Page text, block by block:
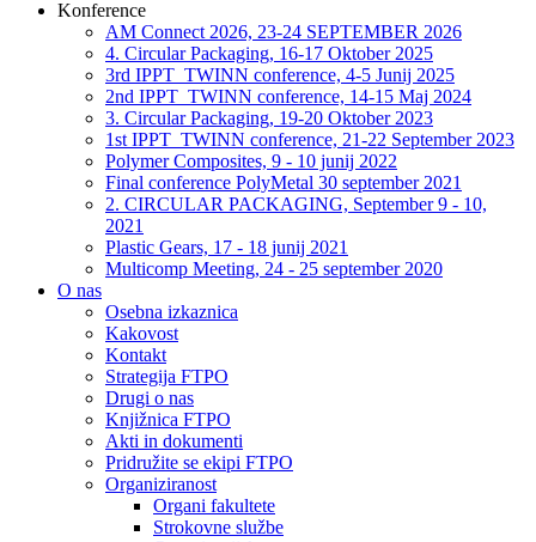
Konference
AM Connect 2026, 23-24 SEPTEMBER 2026
4. Circular Packaging, 16-17 Oktober 2025
3rd IPPT_TWINN conference, 4-5 Junij 2025
2nd IPPT_TWINN conference, 14-15 Maj 2024
3. Circular Packaging, 19-20 Oktober 2023
1st IPPT_TWINN conference, 21-22 September 2023
Polymer Composites, 9 - 10 junij 2022
Final conference PolyMetal 30 september 2021
2. CIRCULAR PACKAGING, September 9 - 10,
2021
Plastic Gears, 17 - 18 junij 2021
Multicomp Meeting, 24 - 25 september 2020
O nas
Osebna izkaznica
Kakovost
Kontakt
Strategija FTPO
Drugi o nas
Knjižnica FTPO
Akti in dokumenti
Pridružite se ekipi FTPO
Organiziranost
Organi fakultete
Strokovne službe